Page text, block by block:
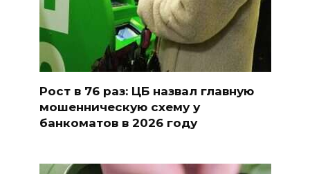
Рост в 76 раз: ЦБ назвал главную
мошенническую схему у
банкоматов в 2026 году